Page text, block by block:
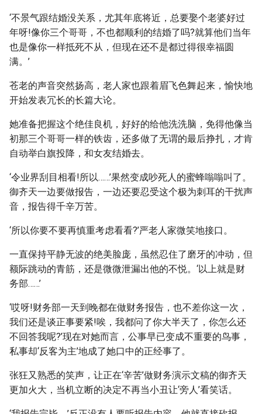
‘不景气跟结婚没关系，尤其年底将近，总要娶个老婆好过
年呀!像你三个哥哥，不也都顺利的结婚了吗?就算他们当年
也是像你一样抵死不从，但现在还不是都过得很幸福圆
满。’
苍老的声音突然扬高，老人家也跟着眉飞色舞起来，愉快地
开始发表冗长的长篇大论。
她准备把握这个绝佳良机，好好的给他洗洗脑，免得他像当
初那三个哥哥一样的铁齿，还多做了无谓的最后挣扎，才肯
自动举白旗投降，和女友结婚去。
‘令业界刮目相看!所以……’果然变成吵死人的蜜蜂嗡嗡叫了。
御齐天一边要做报告，一边还要忍受这个极为刺耳的干扰声
音，报告得千辛万苦。
‘所以你要不要再慎重考虑看看?’严老人家微笑地接口。
一直保持平静无波的绝美脸庞，虽然忍住了磨牙的冲动，但
额际跳动的青筋，还是微微泄漏出他的不悦。‘以上就是财
务部……’
‘哎呀!财务部一天到晚都在做财务报告，也不差你这一次，
我们还是谈正事要紧!唉，我都问了你大半天了，你怎么还
不回答我呢?’现在对她而言，公事早已变成不重要的鸟事，
私事却‘反客为主’地成了她口中的正经事了。
张狂又熟悉的笑声，让正在‘辛苦’做财务演示文稿的御齐天
更加火大，当机立断的决定不再当小丑让‘旁人’看笑话。